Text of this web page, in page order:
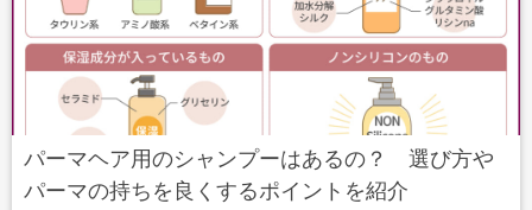
パーマヘア用のシャンプーはあるの？ 選び方や
パーマの持ちを良くするポイントを紹介